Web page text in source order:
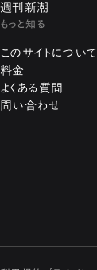
週刊新潮
もっと知る
このサイトについて
料金
よくある質問
問い合わせ